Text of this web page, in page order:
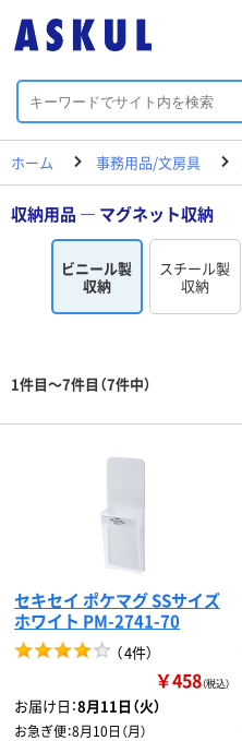
ホーム 事務用品/文房具
収納用品 ― マグネット収納
ビニール製
収納
スチール製
収納
1件目～7件目（7件中）
セキセイ ポケマグ SSサイズ
ホワイト PM-2741-70
（4件）
￥458（税込）
お届け日：8月11日（火）
お急ぎ便：8月10日（月）